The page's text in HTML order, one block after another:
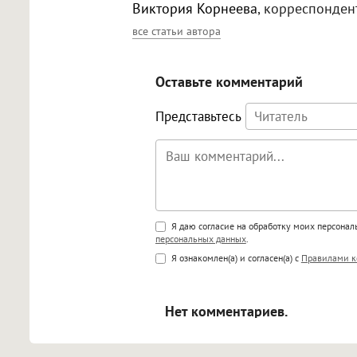
Виктория Корнеева,
все статьи автора
Оставьте комментарий
Представьтесь
Поддержка HTML
<b>, <strong>, <u>, <i>, <em>,
<blockquote>, <code>
Я даю согласие на обработку моих
персональных данных.
Я ознакомлен(а) и согласен(а) с Правилами
Нет комментариев.